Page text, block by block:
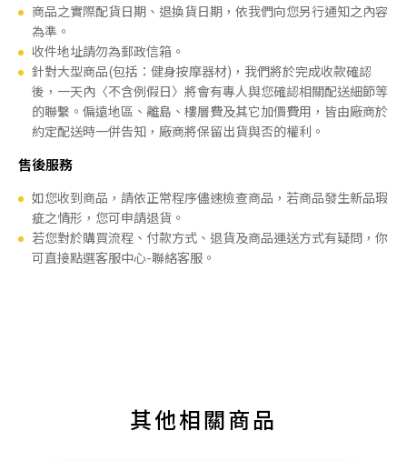
商品之實際配貨日期、退換貨日期，依我們向您另行通知之內容
為準。
收件地址請勿為郵政信箱。
針對大型商品(包括：健身按摩器材)，我們將於完成收款確認
後，一天內〈不含例假日〉將會有專人與您確認相關配送細節等
的聯繫。偏遠地區、離島、樓層費及其它加價費用，皆由廠商於
約定配送時一併告知，廠商將保留出貨與否的權利。
售後服務
如您收到商品，請依正常程序儘速檢查商品，若商品發生新品瑕
疵之情形，您可申請退貨。
若您對於購買流程、付款方式、退貨及商品運送方式有疑問，你
可直接點選客服中心-聯絡客服。
其他相關商品